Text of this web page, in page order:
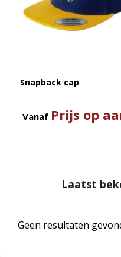
Snapback cap
Vanaf Prijs op
Laatst
Geen resultaten